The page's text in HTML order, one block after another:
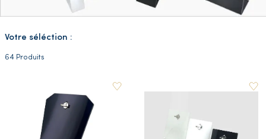
Votre séléction :
64 Produits